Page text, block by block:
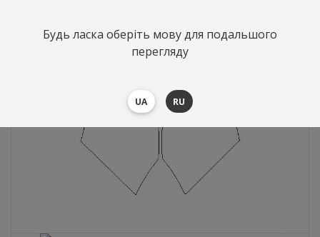
Будь ласка оберіть мову для подальшого
перегляду
UA RU